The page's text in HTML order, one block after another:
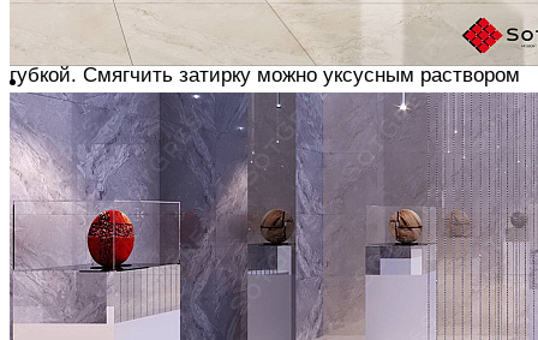
каши и наносим резиновой раклей по диагонали
После схватывания налет затирки удаляется влажной
губкой.Смягчить затирку можно уксусным раствором
ОФОРМЛЕНИЕ СТЫКОВ С ПОВЕРХНОСТЯМИ
Все угловые и краевые стыки закрываем
влагостойким силиконом
Поверхность заклеиваем малярной лентой с обеих
сторон, наносим силикон и разглаживаем его
резиновым шпателем или пальцем, смоченными в
моющем средстве.После схватывания снимаем
малярный скотч, наклоняя его назад и в сторону от
шва